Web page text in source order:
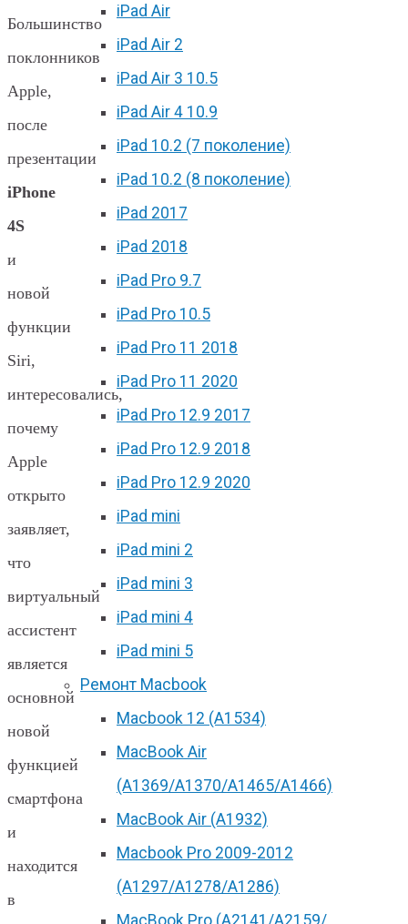
iPad Air
iPad Air 2
iPad Air 3 10.5
iPad Air 4 10.9
iPad 10.2 (7 поколение)
iPad 10.2 (8 поколение)
iPad 2017
iPad 2018
iPad Pro 9.7
iPad Pro 10.5
iPad Pro 11 2018
iPad Pro 11 2020
iPad Pro 12.9 2017
iPad Pro 12.9 2018
iPad Pro 12.9 2020
iPad mini
iPad mini 2
iPad mini 3
iPad mini 4
iPad mini 5
Ремонт Macbook
Macbook 12 (А1534)
MacBook Air
(A1369/A1370/A1465/A1466)
MacBook Air (A1932)
Macbook Pro 2009-2012
(A1297/A1278/A1286)
MacBook Pro (А2141/А2159/
Большинство
поклонников
Apple,
после
презентации
iPhone
4S
и
новой
функции
Siri,
интересовались,
почему
Apple
открыто
заявляет,
что
виртуальный
ассистент
является
основной
новой
функцией
смартфона
и
находится
в